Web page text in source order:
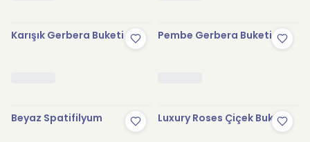
Karışık Gerbera Buketi Pembe Gerbera Buketi
Beyaz Spatifilyum Luxury Roses Çiçek Buketi